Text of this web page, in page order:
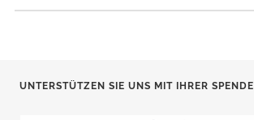
UNTERSTÜTZEN SIE UNS MIT IHRER SPENDE